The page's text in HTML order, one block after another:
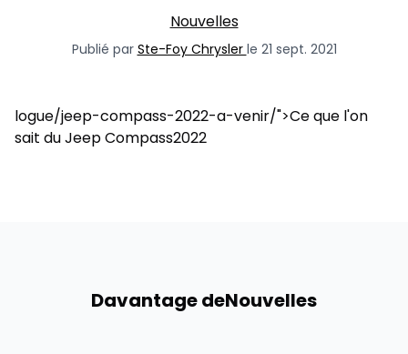
Nouvelles
Publié par Ste-Foy Chrysler le 21 sept. 2021
logue/jeep-compass-2022-a-venir/">Ce que l'on
sait du Jeep Compass2022
Davantage deNouvelles